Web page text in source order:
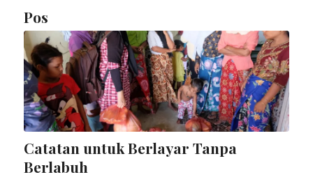
Pos
Catatan untuk Berlayar Tanpa
Berlabuh